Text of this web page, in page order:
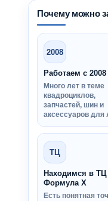
Почему можно
2008
Работаем с 2008
Много лет в теме
квадроциклов,
запчастей, шин и
аксессуаров для
ТЦ
Находимся в ТЦ
Формула Х
Есть понятная